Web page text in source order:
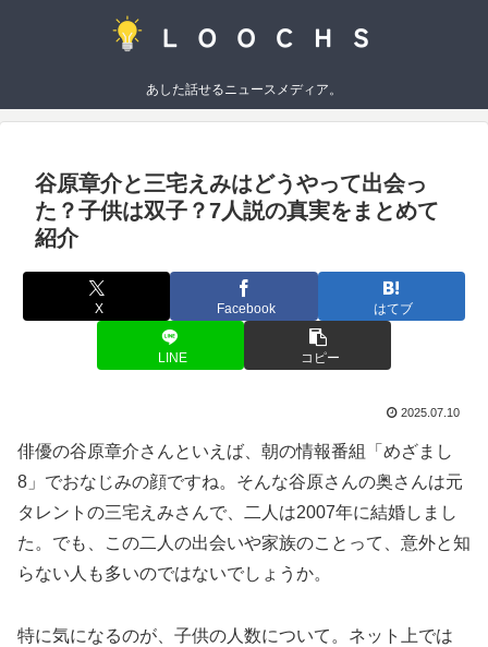
あした話せるニュースメディア。
谷原章介と三宅えみはどうやって出会っ
た？子供は双子？7人説の真実をまとめて
紹介
X Facebook はてブ
LINE コピー
2025.07.10
俳優の谷原章介さんといえば、朝の情報番組「めざまし
8」でおなじみの顔ですね。そんな谷原さんの奥さんは元
タレントの三宅えみさんで、二人は2007年に結婚しまし
た。でも、この二人の出会いや家族のことって、意外と知
らない人も多いのではないでしょうか。
特に気になるのが、子供の人数について。ネット上では